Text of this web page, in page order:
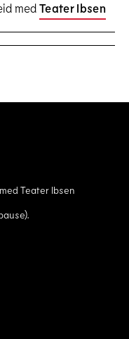
med Teater Ibsen
Teater Ibsen